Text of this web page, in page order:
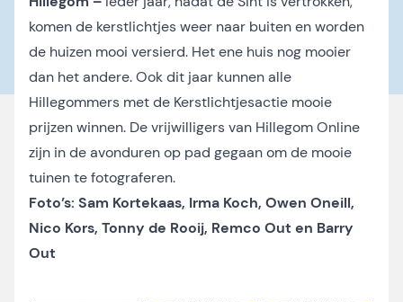
komen de kerstlichtjes weer naar buiten en worden
de huizen mooi versierd. Het ene huis nog mooier
dan het andere. Ook dit jaar kunnen alle
Hillegommers met de Kerstlichtjesactie mooie
prijzen winnen. De vrijwilligers van Hillegom Online
zijn in de avonduren op pad gegaan om de mooie
tuinen te fotograferen.
Foto’s: Sam Kortekaas, Irma Koch, Owen Oneill,
Nico Kors, Tonny de Rooij, Remco Out en Barry
Out